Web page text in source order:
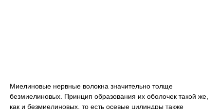
Миелиновые нервные волокна значительно толще
безмиелиновых. Принцип образования их оболочек такой же,
как и безмиелиновых, то есть осевые цилиндры также